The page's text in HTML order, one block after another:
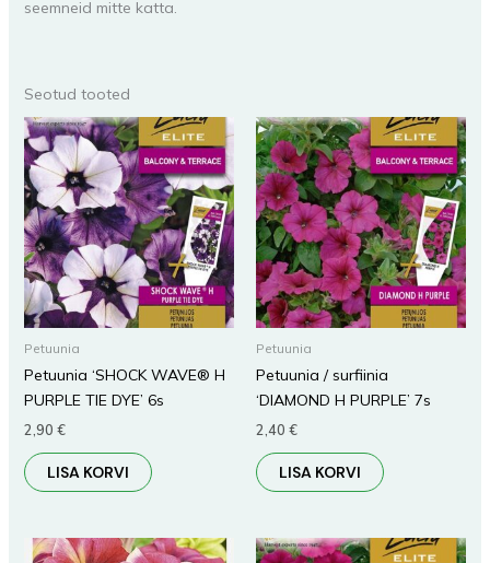
seemneid mitte katta.
Seotud tooted
Petuunia
Petuunia ‘SHOCK WAVE® H
PURPLE TIE DYE’ 6s
2,90 €
LISA KORVI
Petuunia
Petuunia / surfiinia
‘DIAMOND H PURPLE’ 7s
2,40 €
LISA KORVI